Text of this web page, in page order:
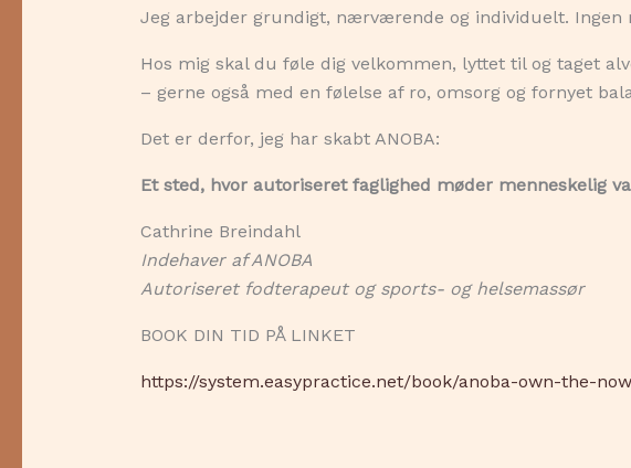
Jeg arbejder grundigt, nærværende og individuelt.
Hos mig skal du føle dig velkommen, lyttet til og taget
– gerne også med en følelse af ro, omsorg og fornyet
Det er derfor, jeg har skabt ANOBA:
Et sted, hvor autoriseret faglighed møder menneskelig
Cathrine Breindahl
Indehaver af ANOBA
Autoriseret fodterapeut og sports- og helsemassør
BOOK DIN TID PÅ LINKET
https://system.easypractice.net/book/anoba-own-the-now